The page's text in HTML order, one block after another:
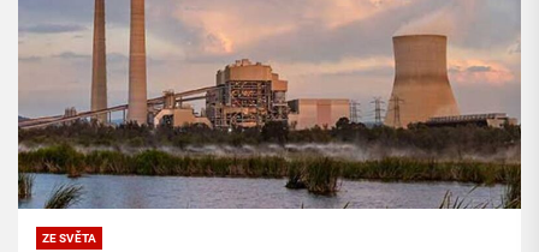
ZE SVĚTA